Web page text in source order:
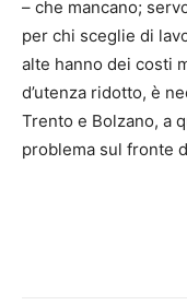
– che mancano;
per chi sceglie di
alte hanno dei costi
d’utenza ridotto, è
Trento e Bolzano, a
problema sul fronte